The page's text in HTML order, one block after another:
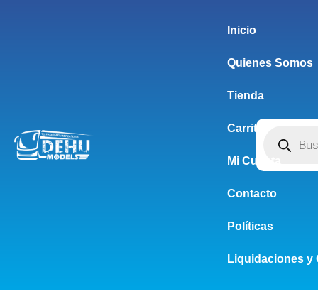
Inicio
Quienes Somos
Tienda
Carrito
Mi Cuenta
Contacto
Políticas
Liquidaciones y